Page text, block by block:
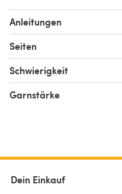
Anleitungen
Seiten
Schwierigkeit
Garnstärke
Dein Einkauf